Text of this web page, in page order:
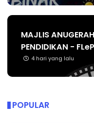
MAJLIS
PENDIDIKAN -
4 hari yang lalu
POPULAR